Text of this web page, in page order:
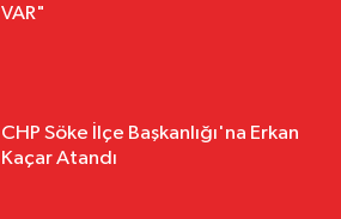
VAR"
CHP Söke İlçe Başkanlığı'na Erkan
Kaçar Atandı